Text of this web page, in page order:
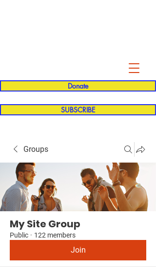
Donate
SUBSCRIBE
Groups
My Site Group
Public · 122 members
Join